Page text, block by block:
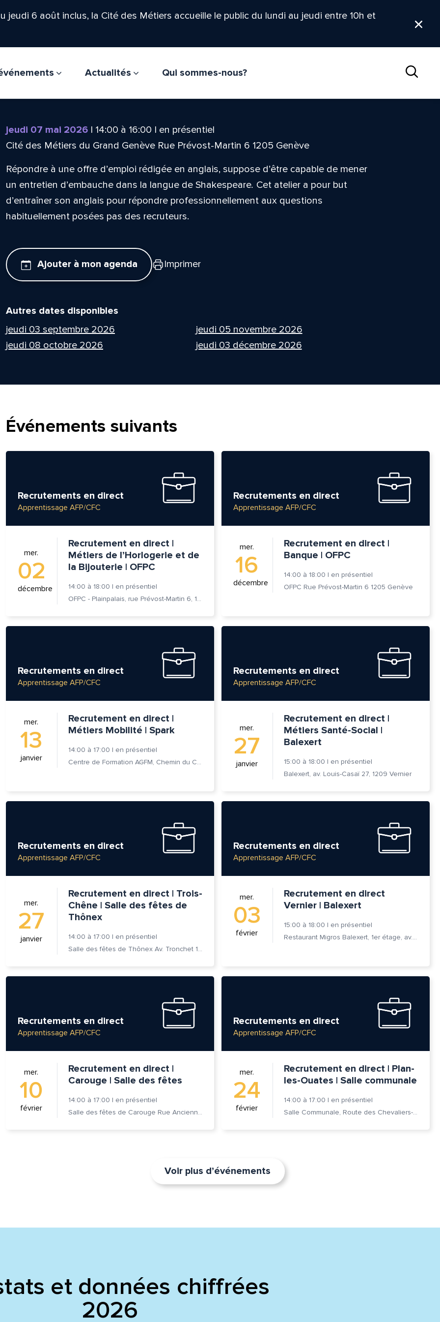
6 août inclus, la Cité des Métiers accueille le public du lundi au jeudi entre 10h et
Actualités
Qui sommes-nous?
jeudi 07 mai 2026| 14:00 à 16:00 | en présentiel
Cité des Métiers du Grand Genève Rue Prévost-Martin 6 1205 Genève
Répondre à une offre d’emploi rédigée en anglais, suppose d’être capable de mener
un entretien d’embauche dans la langue de Shakespeare. Cet atelier a pour but
d’entraîner son anglais pour répondre professionnellement aux questions
habituellement posées pas des recruteurs.
Ajouter à mon agenda Imprimer
Autres dates disponibles
jeudi 03 septembre 2026
jeudi 08 octobre 2026
jeudi 05 novembre 2026
jeudi 03 décembre 2026
Événements suivants
Recrutements en direct
Apprentissage AFP/CFC
mer.
02
décembre
Recrutement en direct |
Métiers de l’Horlogerie et de
la Bijouterie | OFPC
14:00 à 18:00 | en présentiel
OFPC - Plainpalais, rue Prévost-Martin 6, 1205 Genève
Recrutements en direct
Apprentissage AFP/CFC
mer.
16
décembre
Recrutement en direct |
Banque | OFPC
14:00 à 18:00 | en présentiel
OFPC Rue Prévost-Martin 6 1205 Genève
Recrutements en direct
Apprentissage AFP/CFC
mer.
13
janvier
Recrutement en direct |
Métiers Mobilité | Spark
14:00 à 17:00 | en présentiel
Centre de Formation AGFM, Chemin du Champ-des-Filles 6A 1er étage, 1228 Plan-les-Ouates
Recrutements en direct
Apprentissage AFP/CFC
mer.
27
janvier
Recrutement en direct |
Métiers Santé-Social |
Balexert
15:00 à 18:00 | en présentiel
Balexert, av. Louis-Casaï 27, 1209 Vernier
Recrutements en direct
Apprentissage AFP/CFC
mer.
27
janvier
Recrutement en direct | Trois-
Chêne | Salle des fêtes de
Thônex
14:00 à 17:00 | en présentiel
Salle des fêtes de Thônex Av. Tronchet 18 - 1226 Thônex
Recrutements en direct
Apprentissage AFP/CFC
mer.
03
février
Recrutement en direct
Vernier | Balexert
15:00 à 18:00 | en présentiel
Restaurant Migros Balexert, 1er étage, av. Louis-Casaï 27, 1209 Vernier
Recrutements en direct
Apprentissage AFP/CFC
mer.
10
février
Recrutement en direct |
Carouge | Salle des fêtes
14:00 à 17:00 | en présentiel
Salle des fêtes de Carouge Rue Ancienne 37, 1227 Carouge
Recrutements en direct
Apprentissage AFP/CFC
mer.
24
février
Recrutement en direct | Plan-
les-Ouates | Salle communale
14:00 à 17:00 | en présentiel
Salle Communale, Route des Chevaliers-de-Malte 7, 1228 Plan-les-Ouates
Voir plus d’événements
et données chiffrées
2026
et nom*
e-mail*
est la pertinence de cette